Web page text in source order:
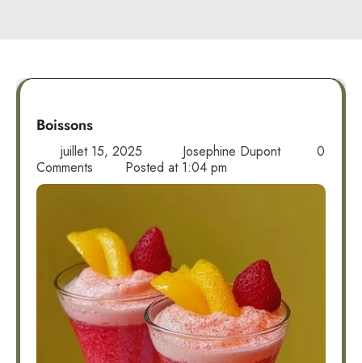
Boissons
juillet 15, 2025 Josephine Dupont
0
Comments
Posted at 1:04 pm